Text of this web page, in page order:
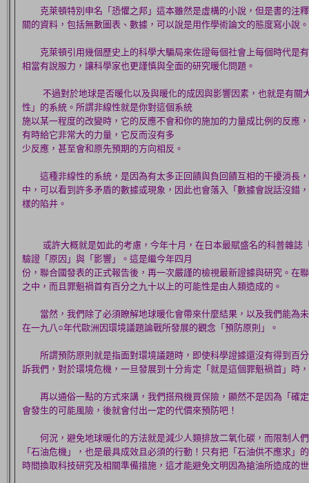
克萊頓特別申名「恐懼之邦」這本雖然是虛構的小說，但是書的注
關的資料，包括無數圖表、數據，可以說是用作學術論文的態度寫小說。
克萊頓引用幾個歷史上的科學大騙局來佐證每個社會上每個時代是
相當有說服力，讓科學家也更謹慎與全面的研究暖化問題。
不過對於地球是否暖化以及與暖化的成因與影響因素，也就是有關
性」的系統。所謂非線性就是你對這個系統
施以某一程度的改變時，它的反應不會和你的施加的力量成比例的反應
有時給它非常大的力量，它反而沒有多
少反應，甚至會和原先預期的方向相反。
這種非線性的系統，是因為有太多正回饋與負回饋互相的干擾消長
中，可以看到許多矛盾的數據或現象，因此也會落入「數據會說話沒錯
樣的陷井。
或許大概就是如此的考慮，今年十月，在日本最賦盛名的科普雜誌
驗證「原因」與「影響」。這是繼今年四月
份，聯合國發表的正式報告後，再一次嚴謹的檢視最新證據與研究。在
之中，而且罪魁禍首有百分之九十以上的可能性是由人類造成的。
當然，我們除了必須瞭解地球暖化會帶來什麼結果，以及我們能為
在一九八○年代歐洲因環境議題論戰所發展的觀念「預防原則」。
所謂預防原則就是指面對環境議題時，即使科學證據還沒有得到百
訴我們，對於環境危機，一旦發展到十分肯定「就是這個罪魁禍首」時
再以通俗一點的方式來講，我們搭飛機買保險，顯然不是因為「確
會發生的可能風險，後就會付出一定的代價來預防吧！
何況，避免地球暖化的方法就是減少人類排放二氧化碳，而限制人
「石油危機」，也是最具成效且必須的行動！只有把「石油供不應求」
時間換取科技研究及相關準備措施，這才能避免文明因為搶油所造成的